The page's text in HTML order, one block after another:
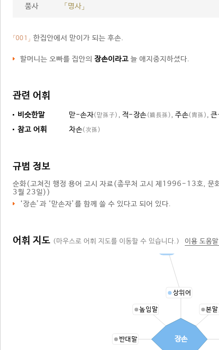
품사 「명사」
「001」 한집안에서 맏이가 되는 후손.
할머니는 오빠를 집안의 장손이라고 늘 애지중지하셨다.
관련 어휘
비슷한말 맏-손자(맏孫子) , 적-장손(嫡長孫) , 주손(胄孫) ,
참고 어휘
차손(次孫)
규범 정보
순화(고쳐진 행정 용어 고시 자료(총무처 고시 제1996-13호,
3월 23일))
‘장손’과 ‘맏손자’를 함께 쓸 수 있다고 되어 있다.
어휘 지도 (마우스로 어휘 지도를 이동할 수 있습니다.) 이용 도움
상위어
본
반대말
높임말
장손